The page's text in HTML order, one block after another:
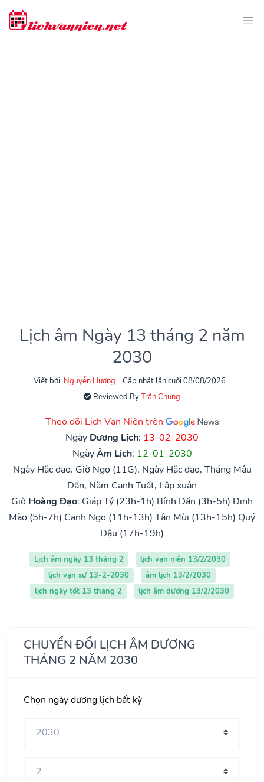
Lịch âm Ngày 13 tháng 2 năm
2030
Viết bởi: Nguyễn Hương
Cập nhật lần cuối 08/08/2026
Reviewed ByTrần Chung
Theo dõi Lịch Vạn Niên trên
Ngày Dương Lịch: 13-02-2030
NgàyÂm Lịch: 12-01-2030
Ngày Hắc đạo, Giờ Ngọ (11G), Ngày Hắc đạo, Tháng Mậu
Dần, Năm Canh Tuất, Lập xuân
Giờ Hoàng Đạo: Giáp Tý (23h-1h) Bính Dần (3h-5h) Đinh
Mão (5h-7h) Canh Ngọ (11h-13h) Tân Mùi (13h-15h) Quý
Dậu (17h-19h)
Lịch âm ngày 13 tháng 2
lịch vạn niên 13/2/2030
lịch vạn sự 13-2-2030
âm lịch 13/2/2030
lịch ngày tốt 13 tháng 2
lịch âm dương 13/2/2030
CHUYỂN ĐỔI LỊCH ÂM DƯƠNG
THÁNG 2 NĂM 2030
Chọn ngày dương lịch bất kỳ